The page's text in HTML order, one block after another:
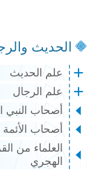
الحديث
علم الحديث
علم الرجال
أصحاب النبي
أصحاب الأئمة
العلماء من
الهجري